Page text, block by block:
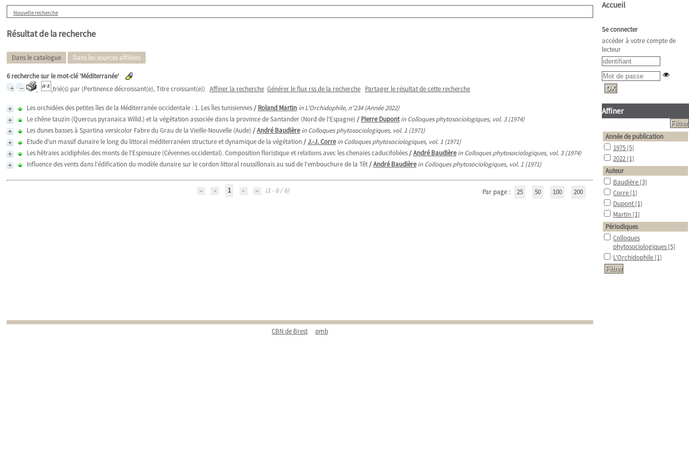
Nouvelle recherche
Résultat de la recherche
Dans le catalogue Dans les sources affiliées
6recherche sur le mot-clé'Méditerranée'
trié(s) par (Pertinence décroissant(e), Titre croissant(e)) Affiner la recherche Générer le flux rss de la recherche Partager le résultat de cette recherche
Les orchidées des petites îles de la Méditerranée occidentale : 1. Les Îles tunisiennes/ Roland Martin in L'Orchidophile, n°234 (Année 2022)
Le chêne tauzin (Quercus pyranaica Willd.) et la végétation associée dans la province de Santander (Nord de l'Espagne) / Pierre Dupont in Colloques phytosociologiques, vol. 3 (1974)
Les dunes basses à Spartina versicolor Fabre du Grau de la Vieille-Nouvelle (Aude) /André Baudière in Colloques phytosociologiques, vol. 1 (1971)
Etude d'un massif dunaire le long du littoral méditerranéen structure et dynamique de la végétation /J.-J. Corre in Colloques phytosociologiques, vol. 1 (1971)
Les hêtraies acidiphiles des monts de l'Espinouze (Cévennes occidental). Composition floristique et relations avec les chenaies caducifoliées/André Baudière in Colloques phytosociologiques, vol. 3 (1974)
Influence des vents dans l'édification du modèle dunaire sur le cordon littoral roussillonais au sud de l'embouchure de la Têt/André Baudière in Colloques phytosociologiques, vol. 1 (1971)
1 (1 - 6 / 6) Par page : 25 50 100 200
CBN de Brest pmb
Accueil
Se connecter
accéder à votre compte de
lecteur
Affiner
Année de publication
1975 [5]
2022 [1]
Auteur
Baudière [3]
Corre [1]
Dupont [1]
Martin [1]
Périodiques
Colloques
phytosociologiques [5]
L'Orchidophile [1]